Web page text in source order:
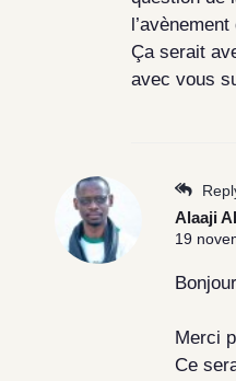
Ça serait
avec vous
Alaaji
19
Merci
Ce